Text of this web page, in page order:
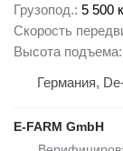
Грузопод. 5 500
Скорость
Высота подъема
Германия,
E-FARM GmbH